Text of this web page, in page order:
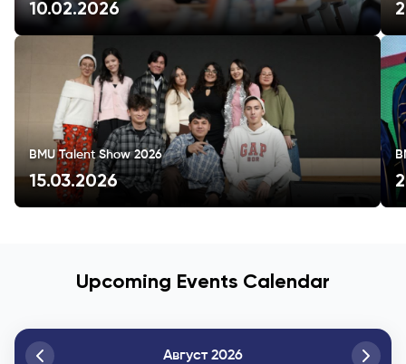
10.02.2026
BMU Talent Show 2026
15.03.2026
Upcoming Events Calendar
Август 2026